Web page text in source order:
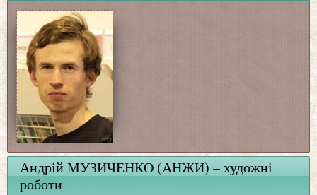
Андрій МУЗИЧЕНКО (АНЖИ) – художні
роботи